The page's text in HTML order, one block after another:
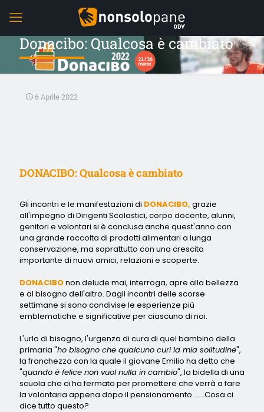
Donacibo: Qualcosa è cambiato
6 Aprile 2022
DONACIBO: Qualcosa è cambiato
Gli incontri e le manifestazioni di DONACIBO, grazie
all'impegno di Dirigenti Scolastici, corpo docente, alunni,
genitori e volontari si è conclusa anche quest'anno con
una grande raccolta di prodotti alimentari a lunga
conservazione, ma soprattutto con una crescita
importante di nuovi amici, relazioni e scoperte.
DONACIBOnon delude mai, interroga, apre alla bellezza
e al bisogno dell'altro. Dagli incontri delle scorse
settimane si sono condivise le esperienze più
emblematiche e significative per ciascuno di noi.
L'urlo di bisogno, l'urgenza di cura di quel bambino della
primaria "ho bisogno che qualcuno curi la mia solitudine",
la franchezza con la quale il giovane Emilio ha detto che
"quando è felice non vuol nulla in cambio", la bidella di una
scuola che ci ha fermato per promettere che verrà a fare
la volontaria appena dopo il pensionamento ......Cosa ci
dice tutto questo?